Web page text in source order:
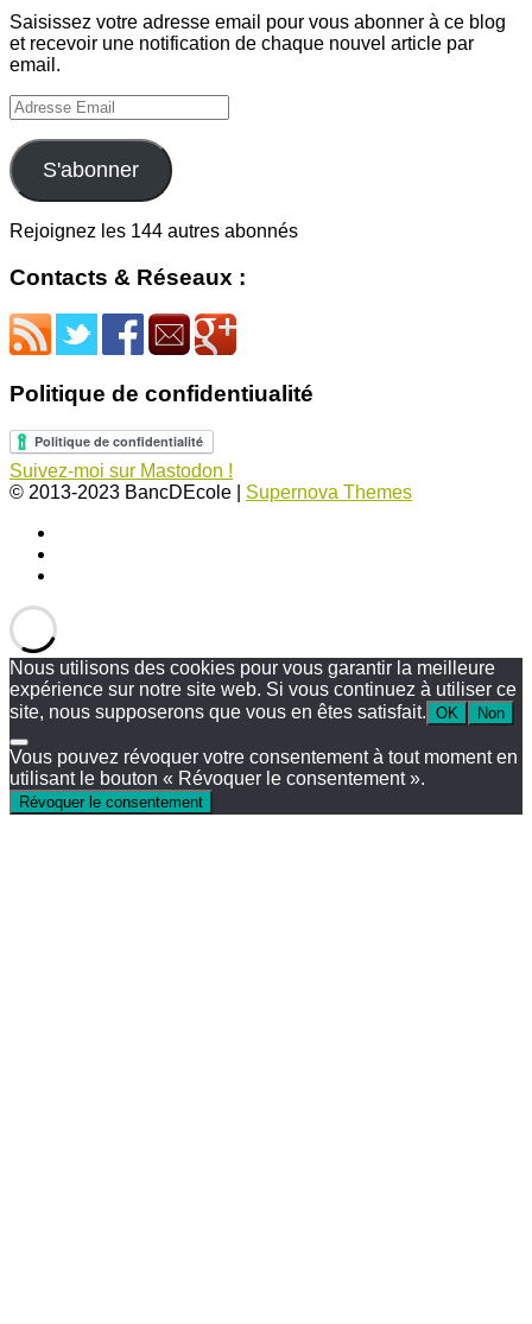
Saisissez votre adresse email pour vous abonner à ce blog
et recevoir une notification de chaque nouvel article par
email.
Adresse
Email
S'abonner
Rejoignez les 144 autres abonnés
Contacts & Réseaux :
Politique de confidentiualité
Suivez-moi sur Mastodon !
© 2013-2023 BancDEcole
Supernova Themes
Nous utilisons des cookies pour vous garantir la meilleure
expérience sur notre site web. Si vous continuez à utiliser ce
site, nous supposerons que vous en êtes satisfait. OK Non
Vous pouvez révoquer votre consentement à tout moment en
utilisant le bouton « Révoquer le consentement ».
Révoquer le consentement